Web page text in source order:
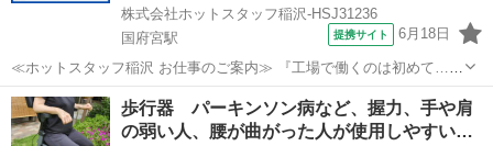
株式会社ホットスタッフ稲沢-HSJ31236
国府宮駅
提携サイト 6月18日
≪ホットスタッフ稲沢 お仕事のご案内≫ 『工場で働くのは初めて…』
という方も 全く心配いりません! 数名のチームで協力して作業を行う
ので、 困ったときはすぐに 先輩が助けてくれますよ! 他にもポイント
たくさん◎ ○正社員登用...
愛知 国府宮駅 仕分け
歩行器 パーキンソン病など、握力、手や肩
の弱い人、腰が曲がった人が使用しやすい…